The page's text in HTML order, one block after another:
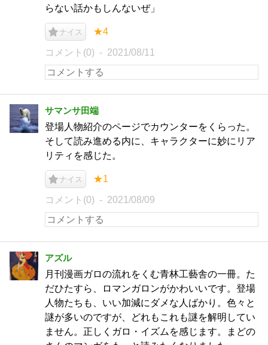
らない話かもしんないぜ」
ナイス ★4
コメント(0) 2021/08/11
サマンサ田端
登場人物紹介のページでカウンターをくらった。
そして読み進める内に、キャラクターに妙にリア
リティを感じた。
ナイス ★1
コメント(0) 2021/08/09
アズル
月刊漫画ガロの流れをくむ青林工藝舎の一冊。た
だひたすら、ロマンガロンがかわいいです。登場
人物たちも、いい加減にダメな人ばかり。色々と
謎が多いのですが、どれもこれも謎を解明してい
ません。正しくガロ・イズムを感じます。まどの